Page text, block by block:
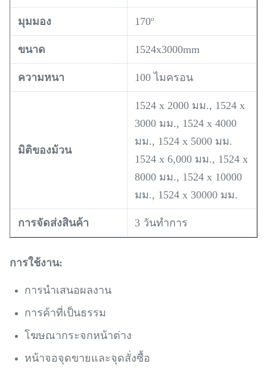
มุมมอง 170º
ขนาด 1524x3000mm
ความหนา 100 ไมครอน
มิติของม้วน
1524 x 2000 มม., 1524 x
3000 มม., 1524 x 4000
มม., 1524 x 5000 มม.
1524 x 6,000 มม., 1524 x
8000 มม., 1524 x 10000
มม., 1524 x 30000 มม.
การจัดส่งสินค้า 3 วันทำการ
การใช้งาน:
การนำเสนอผลงาน
การค้าที่เป็นธรรม
โฆษณากระจกหน้าต่าง
หน้าจอจุดขายและจุดสั่งซื้อ